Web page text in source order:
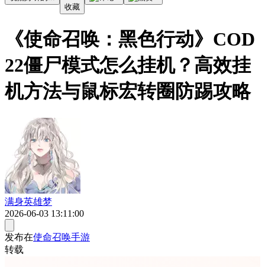
收藏
《使命召唤：黑色行动》COD
22僵尸模式怎么挂机？高效挂
机方法与鼠标宏转圈防踢攻略
满身英雄梦
2026-06-03 13:11:00
发布在使命召唤手游
转载